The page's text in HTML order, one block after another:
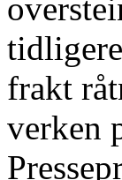
frakt
verken